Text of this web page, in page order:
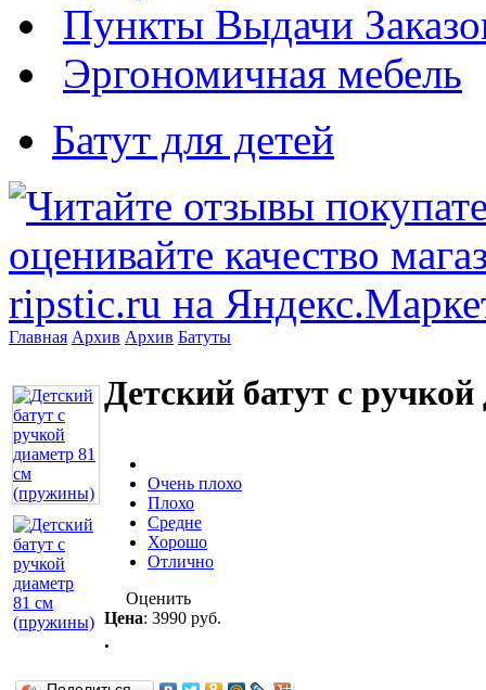
Пункты Выдачи
Эргономичная мебель
Батут для детей
Главная Архив Архив Батуты
Детский батут с
Очень плохо
Плохо
Средне
Хорошо
Отлично
Оценить
Цена: 3990 руб.
.